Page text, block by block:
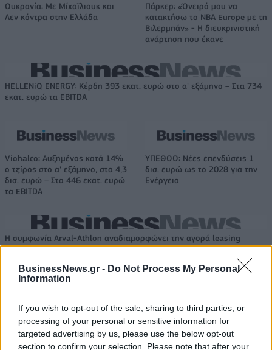
BusinessNews.gr - Do Not Process My Personal
Information
If you wish to opt-out of the sale, sharing to third parties, or
processing of your personal or sensitive information for
targeted advertising by us, please use the below opt-out
section to confirm your selection. Please note that after your
Ουκρανία: Με Μίχαϊλιουκ και
Λεν κόντρα στην Ελλάδα
Πάρκερ: «Όνειρό μου να
κατακτήσω το ΝΒΑ Europe με τη
Βιλερμπάν» - Η διευκρινιστική
ανάρτηση που έκανε
HELLENiQ ENERGY: Κέρδη 393 εκατ. ευρώ στο α' εξάμηνο – Στα 734
εκατ. ευρώ τα EBITDA
Viohalco: Αυξημένος κατά 14%
ο τζίρος στο α' εξάμηνο, στα 4,3
δισ. ευρώ – Στα 446 εκατ. ευρώ
τα EBITDA
ΥΠΕΘΟΟ: Νέες επενδύσεις 1
δισ. ευρώ ως το 2028 για την
Ενέργεια
Η συμφωνία Arval-Athlon αναδιαμορφώνει την αγορά leasing
VW: Η δύσκολη εξίσωση της
FTSE4Good